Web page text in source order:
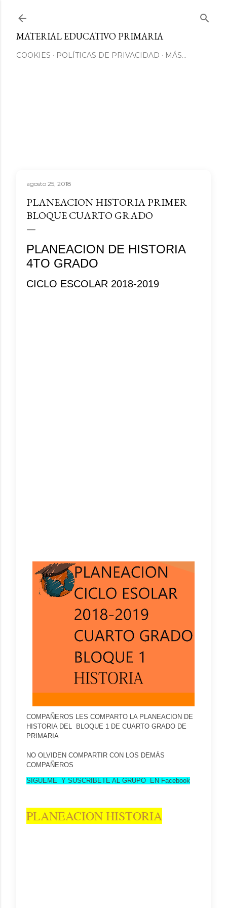
MATERIAL EDUCATIVO PRIMARIA
COOKIES POLÍTICAS DE PRIVACIDAD MÁS…
agosto 25, 2018
PLANEACION HISTORIA PRIMER
BLOQUE CUARTO GRADO
PLANEACION DE HISTORIA
4TO GRADO
CICLO ESCOLAR 2018-2019
COMPAÑEROS LES COMPARTO LA PLANEACION DE
HISTORIA DEL BLOQUE 1 DE CUARTO GRADO DE
PRIMARIA
NO OLVIDEN COMPARTIR CON LOS DEMÁS
COMPAÑEROS
SIGUEME Y SUSCRIBETE AL GRUPO EN Facebook
PLANEACION HISTORIA